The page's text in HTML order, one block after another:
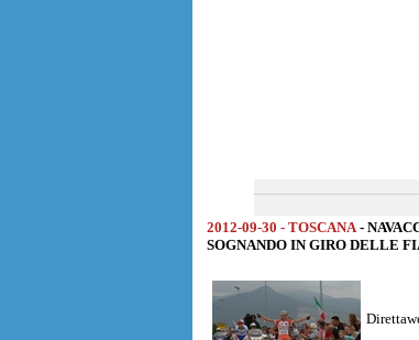
2012-09-30 - TOSCANA -
SOGNANDO IN GIRO DELLE